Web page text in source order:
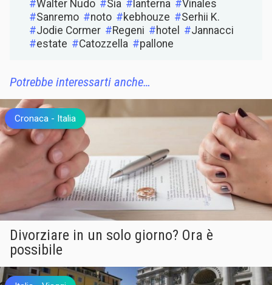
Walter Nudo
Sia lanterna
Vinales
Sanremo
noto kebhouze
Serhii K.
Jodie Cormer
Regeni hotel
Jannacci
estate
Catozzella pallone
Potrebbe interessarti anche…
Cronaca Italia
Divorziare in un solo giorno? Ora è
possibile